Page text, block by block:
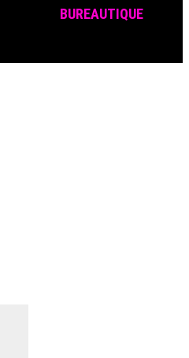
BUREAUTIQUE